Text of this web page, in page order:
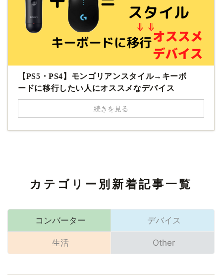
【PS5・PS4】モンゴリアンスタイル→キーボ
ードに移行したい人にオススメなデバイス
続きを見る
カテゴリー別新着記事一覧
コンバーター デバイス
生活 Other